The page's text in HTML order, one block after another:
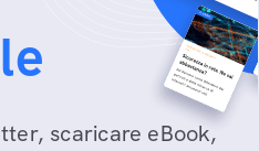
scaricare eBook,